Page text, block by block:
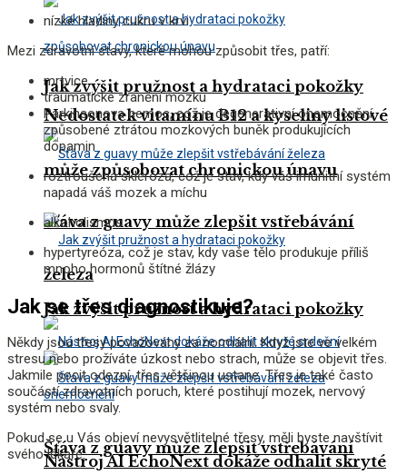
Jak zvýšit pružnost a hydrataci pokožky
Šťáva z guavy může zlepšit vstřebávání
železa
Nástroj AI EchoNext dokáže odhalit skryté
Nedostatek vitamínu B12 a kyseliny listové
může způsobovat chronickou únavu
Jak zvýšit pružnost a hydrataci pokožky
Šťáva z guavy může zlepšit vstřebávání
nízké hladiny cukru v krvi
Mezi zdravotní stavy, které mohou způsobit třes, patří:
mrtvice
traumatické zranění mozku
Parkinsonova nemoc, což je degenerativní onemocnění
způsobené ztrátou mozkových buněk produkujících
dopamin
roztroušená skleróza, což je stav, kdy váš imunitní systém
napadá váš mozek a míchu
alkoholismus
hypertyreóza, což je stav, kdy vaše tělo produkuje příliš
mnoho hormonů štítné žlázy
Jak se třes diagnostikuje?
Někdy jsou třesy považovány za normální. Když jste ve velkém
stresu nebo prožíváte úzkost nebo strach, může se objevit třes.
Jakmile pocit odezní, třes většinou ustane. Třes je také často
součástí zdravotních poruch, které postihují mozek, nervový
systém nebo svaly.
Pokud se u Vás objeví nevysvětlitelné třesy, měli byste navštívit
svého lékaře.